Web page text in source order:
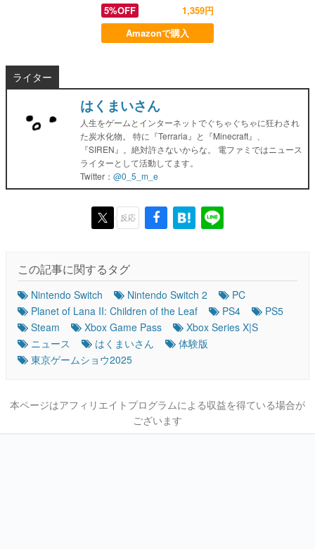
5%OFF
1,359円
Amazonで購入
ライター
はくまいさん
人生をゲームとインターネットでぐちゃぐちゃに狂わされ
た炭水化物。 特に『Terraria』と『Minecraft』、
『SIREN』。絶対許さないからな。 電ファミではニュース
ライターとして活動してます。
Twitter： @0_5_m_e
反応
この記事に関するタグ
Nintendo Switch Nintendo Switch 2
PC
Planet of Lana II: Children of the Leaf
PS4
PS5
Steam
Xbox Game Pass
Xbox Series X|S
ニュース
はくまいさん
体験版
東京ゲームショウ2025
本ページはアフィリエイトプログラムによる収益を得ている場合が
ございます